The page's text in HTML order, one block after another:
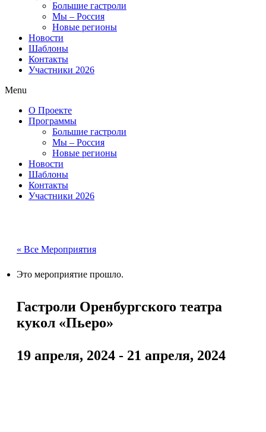
Большие гастроли
Мы – Россия
Новые регионы
Новости
Шаблоны
Контакты
Участники 2026
Menu
О Проекте
Программы
Большие гастроли
Мы – Россия
Новые регионы
Новости
Шаблоны
Контакты
Участники 2026
« Все Мероприятия
Это мероприятие прошло.
Гастроли Оренбургского театра
кукол «Пьеро»
19 апреля, 2024 - 21 апреля, 2024